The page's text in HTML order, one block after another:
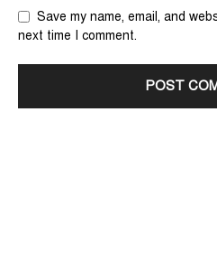
Save my name, email, and
next time I comment.